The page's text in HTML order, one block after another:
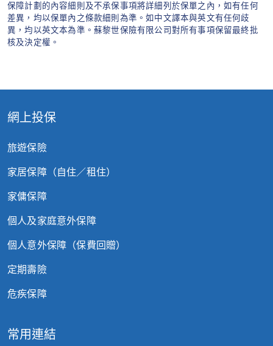
子
智選汽車網絡維修服務：升級的服務－唯蘇黎
世私家車保險受保人尊享
2只適用於首次或第二次並於生產日期計起12月
內於運輸署的註冊車輛，投保的受保汽車估值必
須最少於為保單生效起始時的全新置換額（同款
相關技術須由汽車製造商安裝，並經運輸處批准
下
保障計劃的內容細則及不承保事項將詳細列於保單之內，如有任何
差異，均以保單內之條款細則為準。如中文譯本與英文有任何歧
異，均以英文本為準。蘇黎世保險有限公司對所有事項保留最終批
核及決定權。
網上投保
旅遊保險
家居保障（自住／租住）
家傭保障
個人及家庭意外保障
個人意外保障（保費回贈）
定期壽險
危疾保障
常用連結